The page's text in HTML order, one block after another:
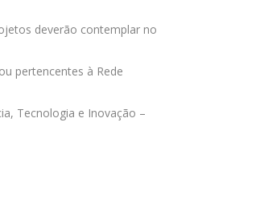
deverão contemplar no
pertencentes à Rede
Tecnologia e Inovação –